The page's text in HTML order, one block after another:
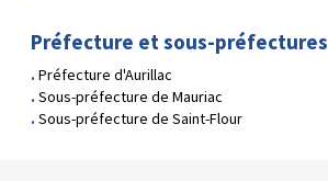
Préfecture et sous-préfectures
Préfecture d'Aurillac
Sous-préfecture de Mauriac
Sous-préfecture de Saint-Flour